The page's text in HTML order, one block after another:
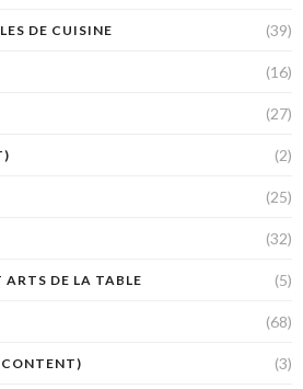
DE CUISINE (39)
(16)
(27)
(2)
(25)
(32)
ARTS DE LA TABLE (5)
(68)
(3)